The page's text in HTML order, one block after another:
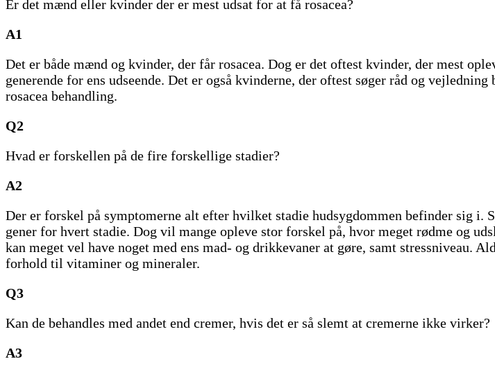
Er det mænd eller kvinder der er mest udsat for at få rosacea?
A1
Det er både mænd og kvinder, der får rosacea. Dog er det oftest kvinder, der mest
generende for ens udseende. Det er også kvinderne, der oftest søger råd og
rosacea behandling.
Q2
Hvad er forskellen på de fire forskellige stadier?
A2
Der er forskel på symptomerne alt efter hvilket stadie hudsygdommen befinder sig
gener for hvert stadie. Dog vil mange opleve stor forskel på, hvor meget rødme og
kan meget vel have noget med ens mad- og drikkevaner at gøre, samt stressniveau.
forhold til vitaminer og mineraler.
Q3
Kan de behandles med andet end cremer, hvis det er så slemt at cremerne ikke virker?
A3